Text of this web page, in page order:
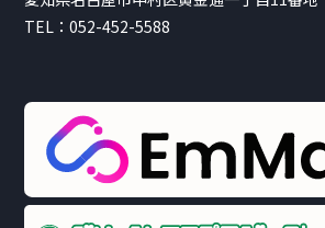
TEL：052-452-5588